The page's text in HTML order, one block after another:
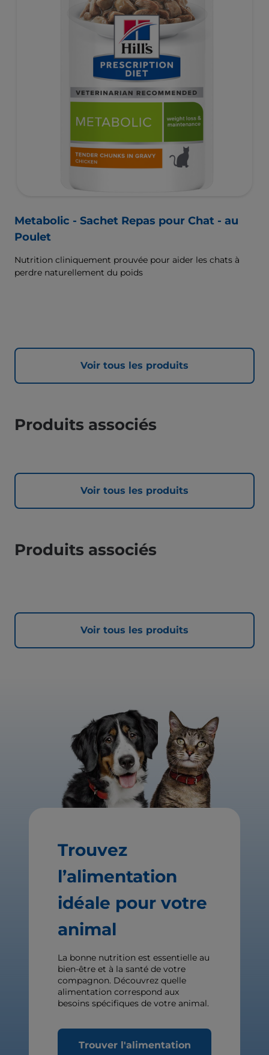
Metabolic - Sachet Repas pour Chat - au
Poulet
Nutrition cliniquement prouvée pour aider les chats à
perdre naturellement du poids
Voir tous les produits
Produits associés
Voir tous les produits
Produits associés
Voir tous les produits
Trouvez
l’alimentation
idéale pour votre
animal
La bonne nutrition est essentielle au
bien-être et à la santé de votre
compagnon. Découvrez quelle
alimentation correspond aux
besoins spécifiques de votre animal.
Trouver l'alimentation